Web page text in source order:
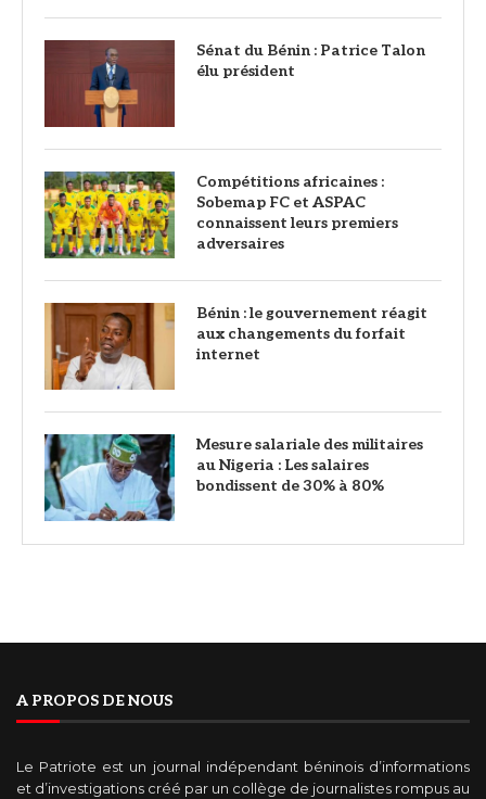
Sénat du Bénin : Patrice Talon
élu président
Compétitions africaines :
Sobemap FC et ASPAC
connaissent leurs premiers
adversaires
Bénin : le gouvernement réagit
aux changements du forfait
internet
Mesure salariale des militaires
au Nigeria : Les salaires
bondissent de 30% à 80%
A PROPOS DE NOUS
Le Patriote est un journal indépendant béninois d’informations
et d’investigations créé par un collège de journalistes rompus au